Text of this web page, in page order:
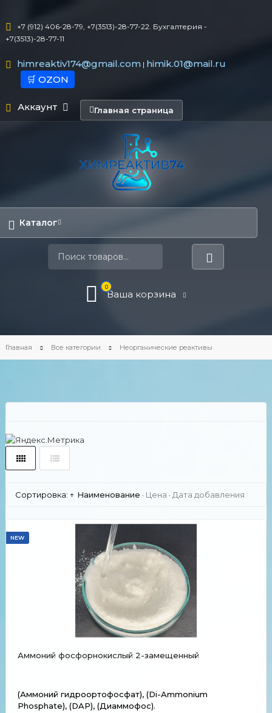
+7 (912) 406-28-79, +7(3513)-28-77-22. Бухгалтерия -
+7(3513)-28-77-11
himreaktiv174@gmail.com| himik.01@mail.ru
🛒 OZON
Аккаунт Главная страница
Каталог
0
Ваша корзина
Главная Все категории Неорганические реактивы
Сортировка: ↑ Наименование · Цена · Дата добавления
NEW
Аммоний фосфорнокислый 2-замещенный
(Аммоний гидроортофосфат), (Di-Ammonium
Phosphate), (DAP), (Диаммофос).